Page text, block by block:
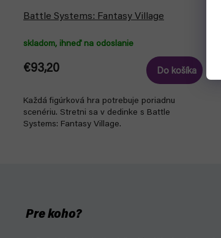
Battle Systems: Fantasy Village
skladom, ihneď na odoslanie
€93,20 Do košíka
Každá figúrková hra potrebuje poriadnu
scenériu. Stretni sa v dedinke s Battle
Systems: Fantasy Village.
Pre koho?